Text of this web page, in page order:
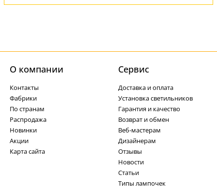
О компании
Контакты
Фабрики
По странам
Распродажа
Новинки
Акции
Карта сайта
Cервис
Доставка и оплата
Установка светильников
Гарантия и качество
Возврат и обмен
Веб-мастерам
Дизайнерам
Отзывы
Новости
Статьи
Типы лампочек